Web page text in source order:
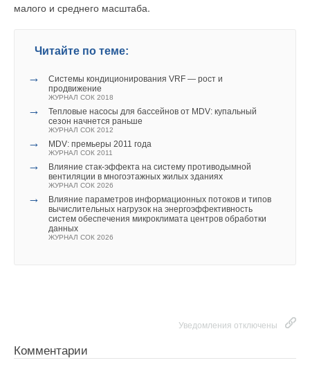
малого и среднего масштаба.
Читайте по теме:
→
Системы кондиционирования VRF — рост и
продвижение
ЖУРНАЛ СОК 2018
→
Тепловые насосы для бассейнов от MDV: купальный
сезон начнется раньше
ЖУРНАЛ СОК 2012
→ MDV: премьеры 2011 года
ЖУРНАЛ СОК 2011
→
Влияние стак‑эффекта на систему противодымной
вентиляции в многоэтажных жилых зданиях
ЖУРНАЛ СОК 2026
→
Влияние параметров информационных потоков и типов
вычислительных нагрузок на энергоэффективность
систем обеспечения микроклимата центров обработки
данных
ЖУРНАЛ СОК 2026
Уведомления отключены
Комментарии